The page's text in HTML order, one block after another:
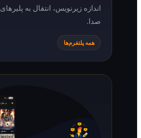
اندازه زیرنویس، انتقال به پلیرهای دیگر و تغییر
همه پلتفرم‌ها